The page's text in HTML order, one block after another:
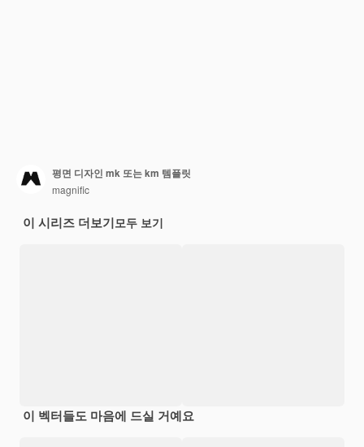
평면 디자인 mk 또는 km 템플릿
magnific
이 시리즈 더보기모두 보기
이 벡터들도 마음에 드실 거예요